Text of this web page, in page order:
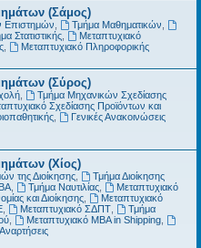
(Σάμος)
Επιστημών Τμήμα Μαθηματικών
Στατιστικής,
Μεταπτυχιακό
,
Μεταπτυχιακό Πληροφορικής
(Σύρος)
,
Τμήμα Μηχανικών Σχεδίασης
Σχεδίασης Προϊόντων και
,
Γενικές Ανακοινώσεις
(Χίος)
της Διοίκησης,
Τμήμα Διοίκησης
, Τμήμα Ναυτιλίας,
Μεταπτυχιακό
και Διοίκησης,
Μεταπτυχιακό
, Μεταπτυχιακό ΣΔΠΤ,
Τμήμα
Μεταπτυχιακό MBA in Shipping,